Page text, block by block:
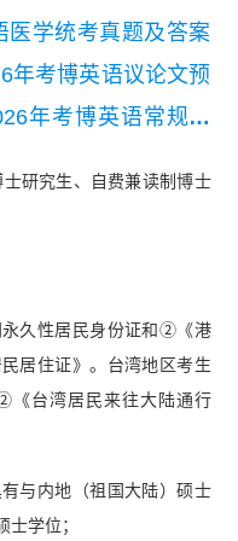
医学统考真题及答案
年考博英语议论文预
年考博英语常规写
研究生、自费兼读制博士
久性居民身份证和②《港
居住证》。台湾地区考生
台湾居民来往大陆通行
与内地（祖国大陆）硕士
学位；